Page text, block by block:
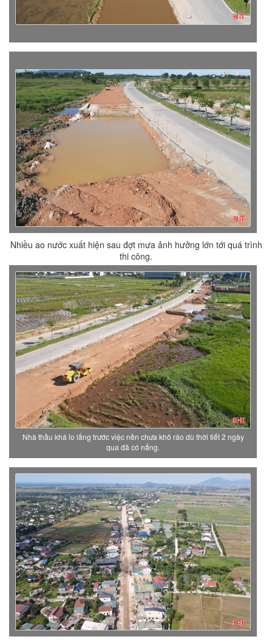
Nhiều ao nước xuất hiện sau đợt mưa ảnh hưởng lớn tới quá trình
thi công.
Nhà thầu khá lo lắng trước việc nền chưa khô ráo dù thời tiết 2 ngày
qua đã có nắng.